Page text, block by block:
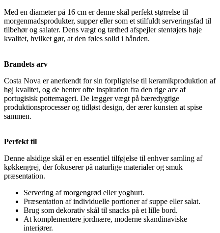
Med en diameter på 16 cm er denne skål perfekt størrelse til
morgenmadsprodukter, supper eller som et stilfuldt serveringsfad til
tilbehør og salater. Dens vægt og tæthed afspejler stentøjets høje
kvalitet, hvilket gør, at den føles solid i hånden.
Brandets arv
Costa Nova er anerkendt for sin forpligtelse til keramikproduktion af
høj kvalitet, og de henter ofte inspiration fra den rige arv af
portugisisk pottemageri. De lægger vægt på bæredygtige
produktionsprocesser og tidløst design, der ærer kunsten at spise
sammen.
Perfekt til
Denne alsidige skål er en essentiel tilføjelse til enhver samling af
køkkengrej, der fokuserer på naturlige materialer og smuk
præsentation.
Servering af morgengrød eller yoghurt.
Præsentation af individuelle portioner af suppe eller salat.
Brug som dekorativ skål til snacks på et lille bord.
At komplementere jordnære, moderne skandinaviske
interiører.